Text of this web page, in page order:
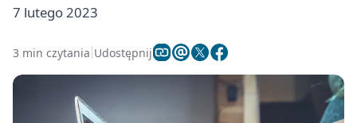
7 lutego 2023
3 min czytania Udostępnij